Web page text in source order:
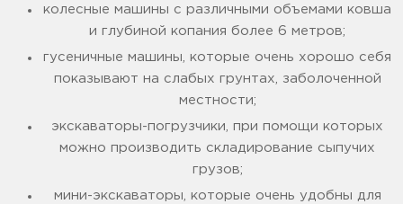
колесные машины с различными объемами ковша
и глубиной копания более 6 метров;
гусеничные машины, которые очень хорошо себя
показывают на слабых грунтах, заболоченной
местности;
экскаваторы-погрузчики, при помощи которых
можно производить складирование сыпучих
грузов;
мини-экскаваторы, которые очень удобны для